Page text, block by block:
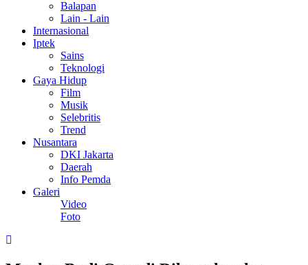
Balapan
Lain - Lain
Internasional
Iptek
Sains
Teknologi
Gaya Hidup
Film
Musik
Selebritis
Trend
Nusantara
DKI Jakarta
Daerah
Info Pemda
Galeri
Video
Foto